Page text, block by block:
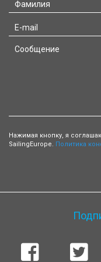
Нажимая кнопку, я
SailingEurope. Политика